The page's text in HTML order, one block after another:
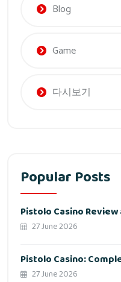
Blog
Game
다시보기
Popular Posts
Pistolo Casino Review
27 June 2026
Pistolo Casino:
27 June 2026